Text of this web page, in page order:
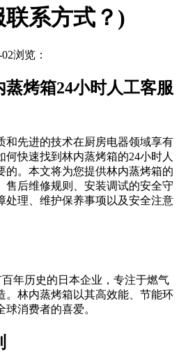
系方式？)
浏览：
烤箱24小时人工客服
和先进的技术在厨房电器领域享有
快速找到林内蒸烤箱的24小时人
的。本文将为您提供林内蒸烤箱的
售后维修规则、安装调试的安全守
处理、维护保养事项以及安全注意
年历史的日本企业，专注于燃气
。林内蒸烤箱以其高效能、节能环
消费者的喜爱。